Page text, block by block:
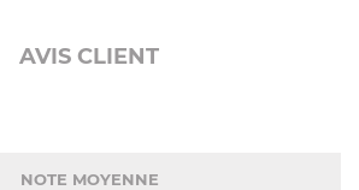
AVIS CLIENT
NOTE MOYENNE